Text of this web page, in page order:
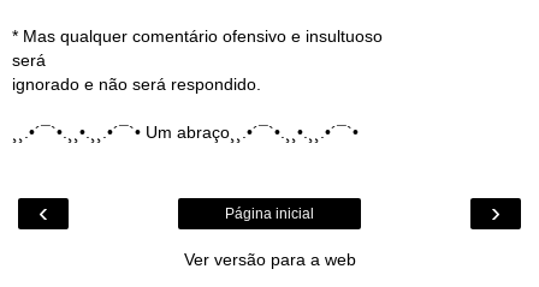
* Mas qualquer comentário ofensivo e insultuoso
será
ignorado e não será respondido.
¸¸.•´¯`•.¸¸•.¸¸.•´¯`• Um abraço¸¸.•´¯`•.¸¸•.¸¸.•´¯`•
‹ ›
Página inicial
Ver versão para a web